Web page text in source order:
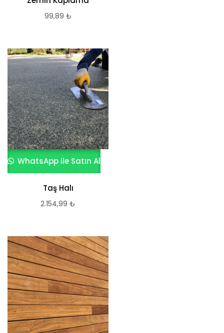
99,89 ₺
WhatsApp ile Satın Al
Taş Halı
2.154,99 ₺